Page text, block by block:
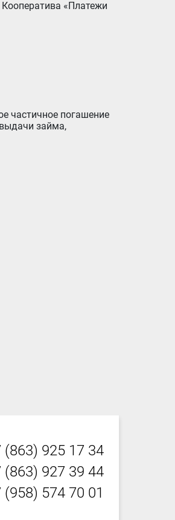
займа,
(863) 925 17 34
(863) 927 39 44
(958) 574 70 01